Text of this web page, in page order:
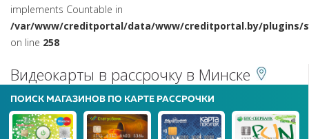
implements Countable in
/var/www/creditportal/data/www/creditportal.by/plugins/
on line 258
Видеокарты в рассрочку в Минске
ПОИСК МАГАЗИНОВ ПО КАРТЕ РАССРОЧКИ